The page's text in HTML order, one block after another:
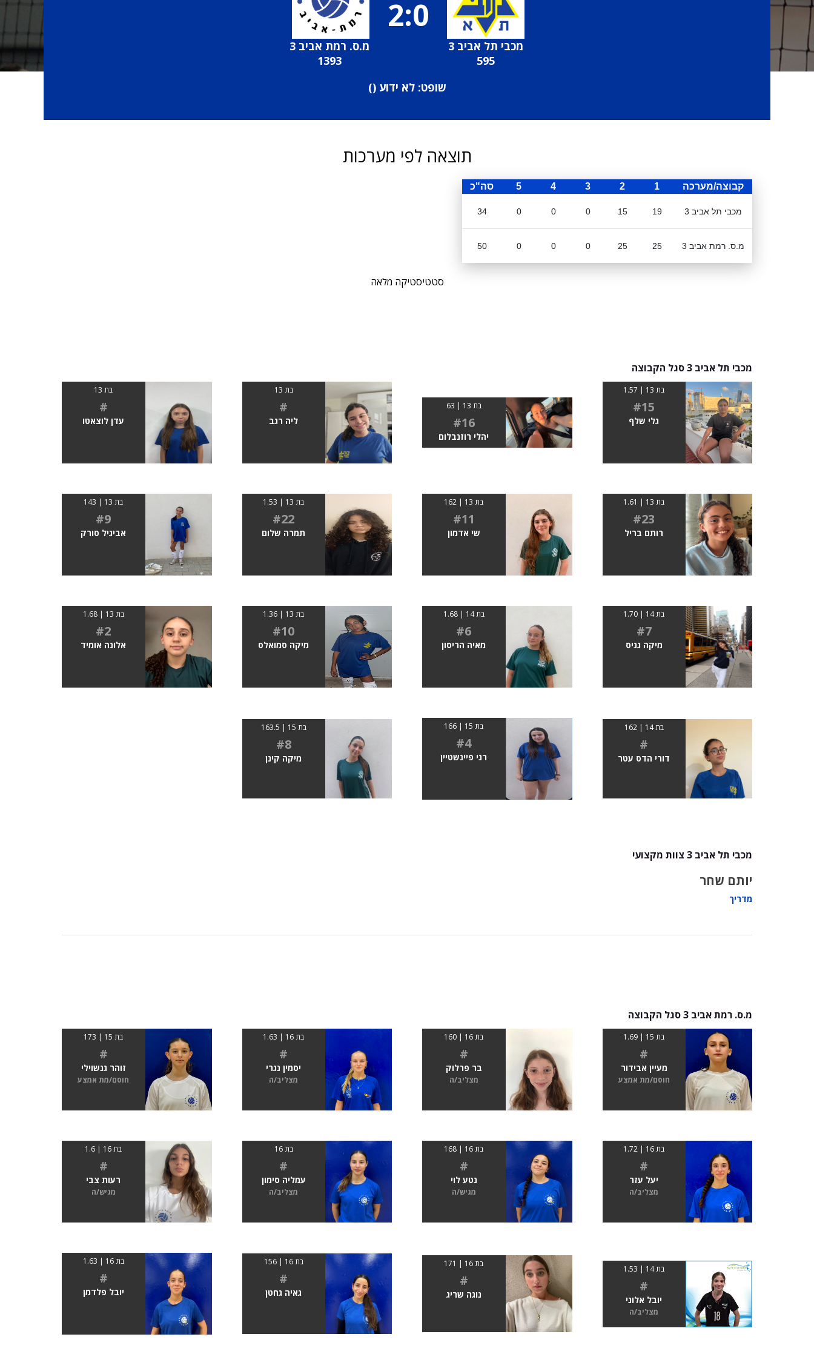
מכבי תל אביב 3
595
2:0
מ.ס. רמת אביב 3
1393
שופט: לא ידוע ()
תוצאה לפי מערכות
קבוצה/מערכה 1
2
3
4
5 סה"כ
מכבי תל אביב 3 19
15
0
0
0
34
מ.ס. רמת אביב 3 25
25
0
0
0
50
סטטיסטיקה מלאה
מכבי תל אביב 3 סגל הקבוצה
בת 13 | 1.57
#15
גלי שלף
בת 13 | 63
#16
יהלי רוזנבלום
בת 13
#
ליה רגב
בת 13
#
עדן לוצאטו
בת 13 | 1.61
#23
רותם בריל
בת 13 | 162
#11
שי אדמון
בת 13 | 1.53
#22
תמרה שלום
בת 13 | 143
#9
אביגיל סורק
בת 14 | 1.70
#7
מיקה גניס
בת 14 | 1.68
#6
מאיה הריסון
בת 13 | 1.36
#10
מיקה סמואלס
בת 13 | 1.68
#2
אלונה אומיד
בת 14 | 162
#
דורי הדס עטר
בת 15 | 166
#4
רני פיינשטיין
בת 15 | 163.5
#8
מיקה קינן
מכבי תל אביב 3 צוות מקצועי
יותם שחר
מדריך
מ.ס. רמת אביב 3 סגל הקבוצה
בת 15 | 1.69
#
מעיין אבידור
חוסם/מת אמצע
בת 16 | 160
#
בר פרלוק
מצליב/ה
בת 16 | 1.63
#
יסמין נגרי
מצליב/ה
בת 15 | 173
#
זוהר גנשוילי
חוסם/מת אמצע
בת 16 | 1.72
#
יעל עזר
מצליב/ה
בת 16 | 168
#
נטע לוי
מגיש/ה
בת 16
#
עמליה סימון
מצליב/ה
בת 16 | 1.6
#
רעות צבי
מגיש/ה
בת 14 | 1.53
#
יובל אלוני
מצליב/ה
בת 16 | 171
#
נוגה שריג
בת 16 | 156
#
גאיה גחטן
בת 16 | 1.63
#
יובל פלדמן